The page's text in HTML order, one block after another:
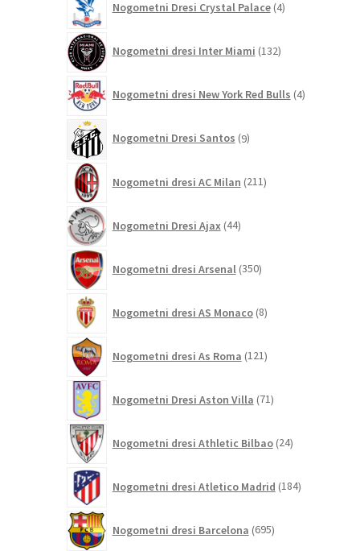
Nogometni Dresi Crystal Palace 4izdelki
Nogometni dresi Inter Miami 132izdelkov
Nogometni dresi New York Red Bulls 4izdelki
Nogometni Dresi Santos 9izdelkov
Nogometni dresi AC Milan 211izdelkov
Nogometni Dresi Ajax 44izdelkov
Nogometni dresi Arsenal 350izdelkov
Nogometni dresi AS Monaco 8izdelkov
Nogometni dresi As Roma 121izdelkov
Nogometni Dresi Aston Villa 71izdelkov
Nogometni dresi Athletic Bilbao 24izdelkov
Nogometni dresi Atletico Madrid 184izdelkov
Nogometni dresi Barcelona 695izdelkov